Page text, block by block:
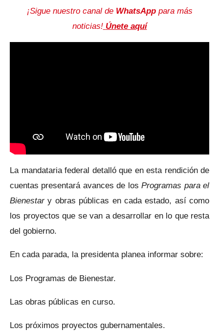
¡Sigue nuestro canal deWhatsApppara más
noticias! Únete aquí
La mandataria federal detalló que en esta rendición de
cuentas presentará avances de losProgramas para el
Bienestary obras públicas en cada estado, así como
los proyectos que se van a desarrollar en lo que resta
del gobierno.
En cada parada, la presidenta planea informar sobre:
Los Programas de Bienestar.
Las obras públicas en curso.
Los próximos proyectos gubernamentales.